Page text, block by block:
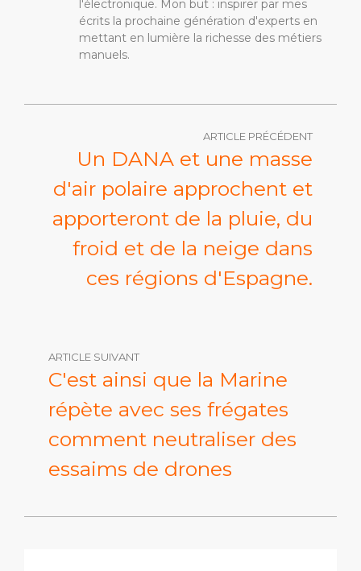
l'électronique. Mon but : inspirer par mes
écrits la prochaine génération d'experts en
mettant en lumière la richesse des métiers
manuels.
ARTICLE PRÉCÉDENT
Un DANA et une masse
d'air polaire approchent et
apporteront de la pluie, du
froid et de la neige dans
ces régions d'Espagne.
ARTICLE SUIVANT
C'est ainsi que la Marine
répète avec ses frégates
comment neutraliser des
essaims de drones